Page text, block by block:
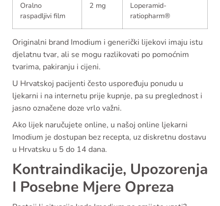
Oralno
raspadljivi film
2 mg
Loperamid-
ratiopharm®
Originalni brand Imodium i generički lijekovi imaju istu
djelatnu tvar, ali se mogu razlikovati po pomoćnim
tvarima, pakiranju i cijeni.
U Hrvatskoj pacijenti često uspoređuju ponudu u
ljekarni i na internetu prije kupnje, pa su preglednost i
jasno označene doze vrlo važni.
Ako lijek naručujete online, u našoj online ljekarni
Imodium je dostupan bez recepta, uz diskretnu dostavu
u Hrvatsku u 5 do 14 dana.
Kontraindikacije, Upozorenja
I Posebne Mjere Opreza